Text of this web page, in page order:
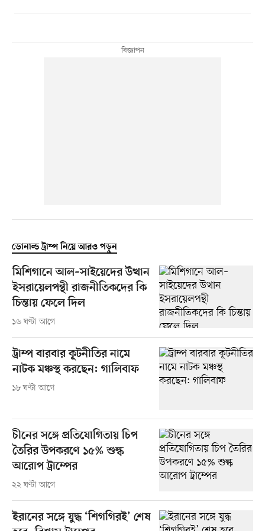
ডোনাল্ড ট্রাম্প নিয়ে আরও পড়ুন
মিশিগানে আল–সাইয়েদের উত্থান
ইসরায়েলপন্থী রাজনীতিকদের কি
চিন্তায় ফেলে দিল
১৬ ঘণ্টা আগে
ট্রাম্প বারবার কূটনীতির নামে
নাটক মঞ্চস্থ করছেন: গালিবাফ
১৮ ঘণ্টা আগে
চীনের সঙ্গে প্রতিযোগিতায় চিপ
তৈরির উপকরণে ১৫% শুল্ক
আরোপ ট্রাম্পের
২২ ঘণ্টা আগে
ইরানের সঙ্গে যুদ্ধ ‘শিগগিরই’ শেষ